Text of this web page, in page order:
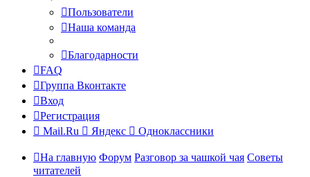
Пользователи
Наша команда
Благодарности
FAQ
Группа Вконтакте
Вход
Регистрация
Mail.Ru
Яндекс Одноклассники
На главную Форум Разговор за чашкой чая Советы
читателей